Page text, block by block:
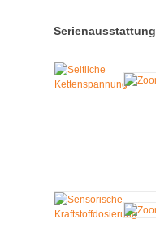
Serienausstattung